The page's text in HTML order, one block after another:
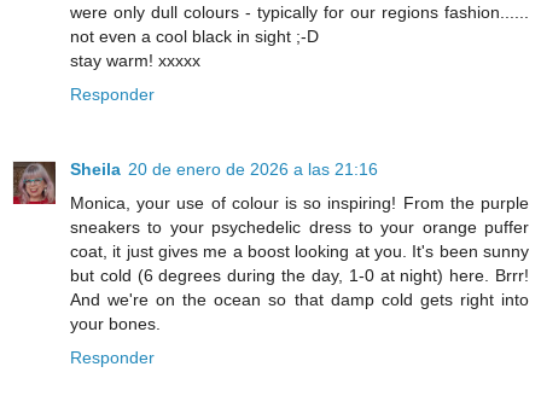
were only dull colours - typically for our regions fashion......
not even a cool black in sight ;-D
stay warm! xxxxx
Responder
Sheila 20 de enero de 2026 a las 21:16
Monica, your use of colour is so inspiring! From the purple
sneakers to your psychedelic dress to your orange puffer
coat, it just gives me a boost looking at you. It's been sunny
but cold (6 degrees during the day, 1-0 at night) here. Brrr!
And we're on the ocean so that damp cold gets right into
your bones.
Responder